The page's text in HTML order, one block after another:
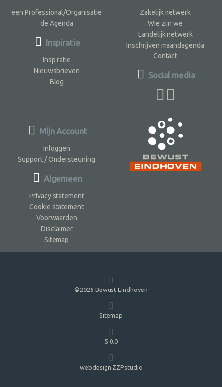
een Professional/Organisatie
de Agenda
Inspiratie
Inspiratie
Nieuwsbrieven
Blog
Zakelijk netwerk
Wie zijn we
Landelijk netwerk
Inschrijven maandagenda
Contact
Social media
Mijn Account
Inloggen
Support / Ondersteuning
Algemeen
Privacy statement
Cookie statement
Voorwaarden
Disclaimer
Sitemap
©2026 Bewust Eindhoven
Sitemap
5.0.0
webdesign ZZPstudio